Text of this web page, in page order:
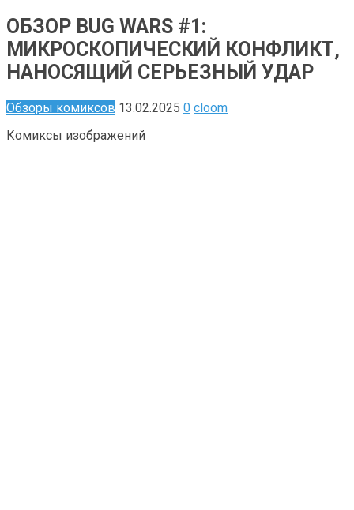
ОБЗОР BUG WARS #1:
МИКРОСКОПИЧЕСКИЙ КОНФЛИКТ,
НАНОСЯЩИЙ СЕРЬЕЗНЫЙ УДАР
Обзоры комиксов 13.02.2025 0 cloom
Комиксы изображений